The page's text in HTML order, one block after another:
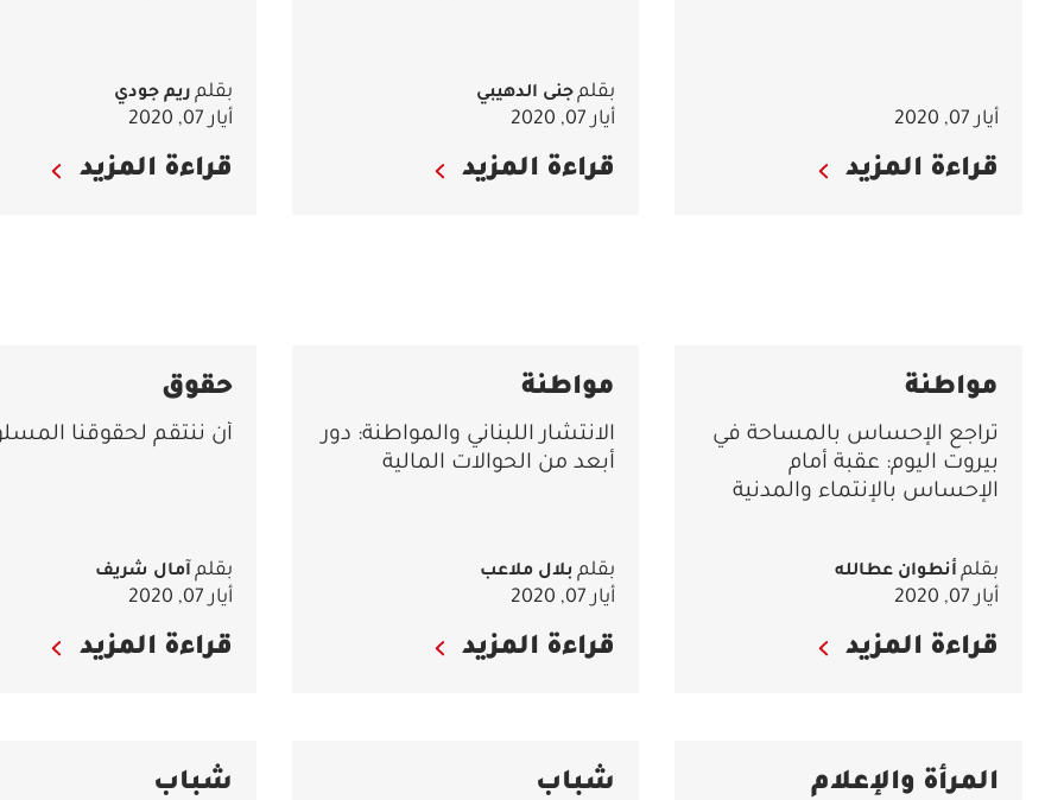
أيار 07, 2020
قراءة المزيد
بقلم جنى الدهيبي
أيار 07, 2020
قراءة المزيد
بقلم ريم جودي
أيار 07, 2020
قراءة المزيد
مواطنة
تراجع الإحساس بالمساحة في
بيروت اليوم: عقبة أمام
الإحساس بالإنتماء والمدنية
بقلم أنطوان عطالله
أيار 07, 2020
قراءة المزيد
مواطنة
الانتشار اللبناني والمواطنة: دور
أبعد من الحوالات المالية
بقلم بلال ملاعب
أيار 07, 2020
قراءة المزيد
حقوق
أن ننتقم لحقوقنا
بقلم آمال شريف
أيار 07, 2020
قراءة المزيد
المرأة والإعلام شباب شباب